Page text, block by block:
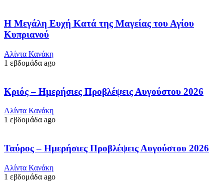
Η Μεγάλη Ευχή Κατά της Μαγείας του Αγίου
Κυπριανού
Αλίντα Κανάκη
1 εβδομάδα ago
Κριός – Ημερήσιες Προβλέψεις Αυγούστου 2026
Αλίντα Κανάκη
1 εβδομάδα ago
Ταύρος – Ημερήσιες Προβλέψεις Αυγούστου 2026
Αλίντα Κανάκη
1 εβδομάδα ago